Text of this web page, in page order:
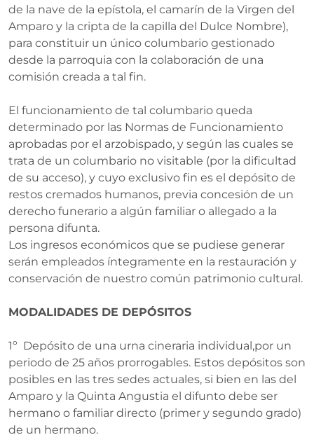
de la nave de la epístola, el camarín de la Virgen del
Amparo y la cripta de la capilla del Dulce Nombre),
para constituir un único columbario gestionado
desde la parroquia con la colaboración de una
comisión creada a tal fin.
El funcionamiento de tal columbario queda
determinado por las Normas de Funcionamiento
aprobadas por el arzobispado, y según las cuales se
trata de un columbario no visitable (por la dificultad
de su acceso), y cuyo exclusivo fin es el depósito de
restos cremados humanos, previa concesión de un
derecho funerario a algún familiar o allegado a la
persona difunta.
Los ingresos económicos que se pudiese generar
serán empleados íntegramente en la restauración y
conservación de nuestro común patrimonio cultural.
MODALIDADES DE DEPÓSITOS
1º Depósito de una urna cineraria individual,por un
periodo de 25 años prorrogables. Estos depósitos son
posibles en las tres sedes actuales, si bien en las del
Amparo y la Quinta Angustia el difunto debe ser
hermano o familiar directo (primer y segundo grado)
de un hermano.